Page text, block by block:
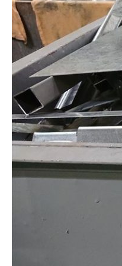
SDGs認証
よこはまグッドバランス企業
横浜グランドスラム企業
RECRUIT
募集概要
よくある質問